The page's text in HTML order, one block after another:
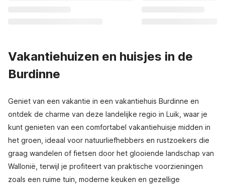
Vakantiehuizen en huisjes in de
Burdinne
Geniet van een vakantie in een vakantiehuis Burdinne en
ontdek de charme van deze landelijke regio in Luik, waar je
kunt genieten van een comfortabel vakantiehuisje midden in
het groen, ideaal voor natuurliefhebbers en rustzoekers die
graag wandelen of fietsen door het glooiende landschap van
Wallonië, terwijl je profiteert van praktische voorzieningen
zoals een ruime tuin, moderne keuken en gezellige